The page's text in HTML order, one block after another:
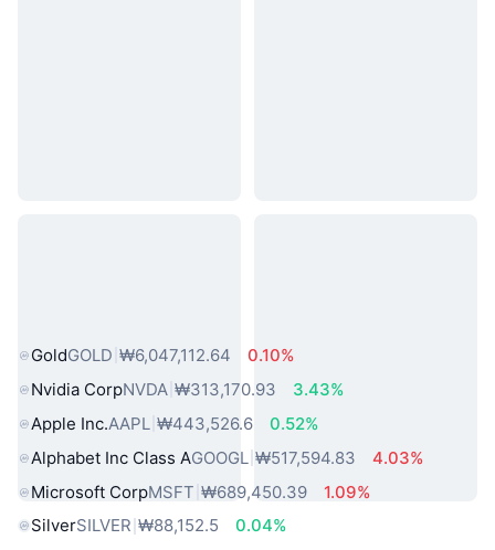
GoldGOLD ₩6,047,112.64
0.10%
Nvidia CorpNVDA ₩313,170.93
3.43%
Apple Inc.AAPL ₩443,526.6
0.52%
Alphabet Inc Class AGOOGL ₩517,594.83
4.03%
Microsoft CorpMSFT ₩689,450.39
1.09%
SilverSILVER ₩88,152.5
0.04%